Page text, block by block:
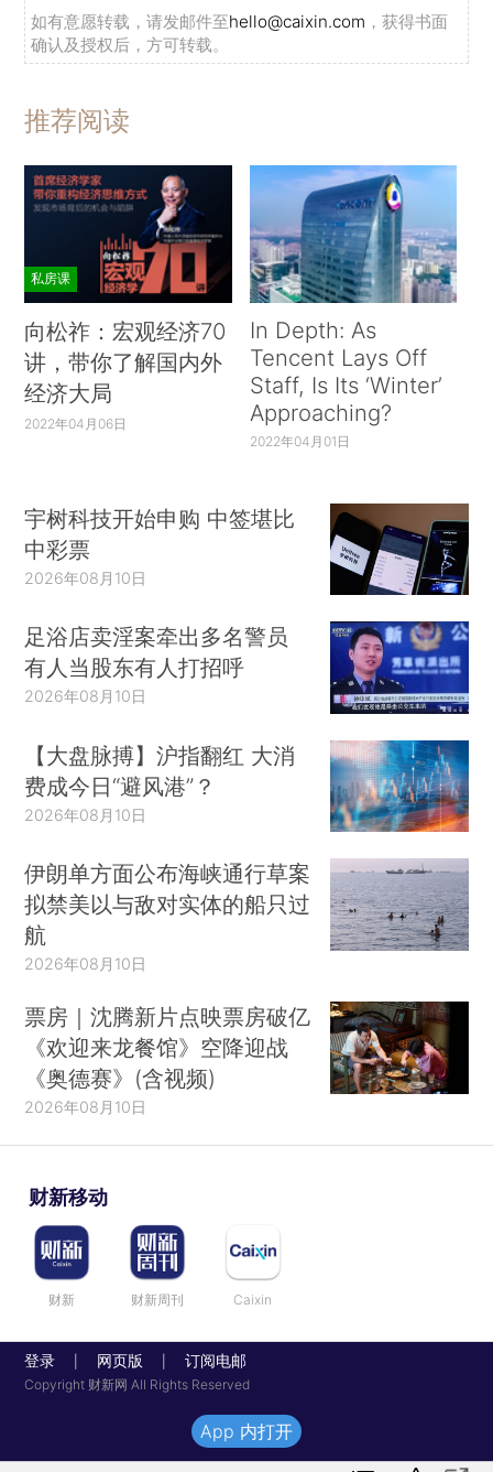
如有意愿转载，请发邮件至hello@caixin.com ，获得书面
确认及授权后，方可转载。
推荐阅读
私房课
向松祚：宏观经济70
讲，带你了解国内外
经济大局
2022年04月06日
In Depth: As
Tencent Lays Off
Staff, Is Its ‘Winter’
Approaching?
2022年04月01日
宇树科技开始申购 中签堪比
中彩票
2026年08月10日
足浴店卖淫案牵出多名警员
有人当股东有人打招呼
2026年08月10日
【大盘脉搏】沪指翻红 大消
费成今日“避风港”？
2026年08月10日
伊朗单方面公布海峡通行草案
拟禁美以与敌对实体的船只过
航
2026年08月10日
票房｜沈腾新片点映票房破亿
《欢迎来龙餐馆》空降迎战
《奥德赛》(含视频)
2026年08月10日
财新移动
财新 财新周刊 Caixin
登录 网页版 订阅电邮
Copyright 财新网 All Rights Reserved
App 内打开